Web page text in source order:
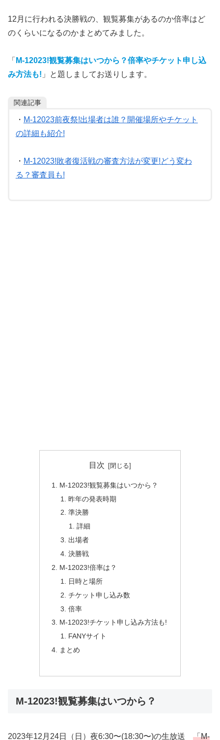
12月に行われる決勝戦の、観覧募集があるのか倍率はど
のくらいになるのかまとめてみました。
「 M-12023!観覧募集はいつから？倍率やチケット申し込
み方法も! 」と題しましてお送りします。
関連記事
・ M-12023前夜祭!出場者は誰？開催場所やチケット
の詳細も紹介!
・ M-12023!敗者復活戦の審査方法が変更!どう変わ
る？審査員も!
目次
M-12023!観覧募集はいつから？
昨年の発表時期
準決勝
詳細
出場者
決勝戦
M-12023!倍率は？
日時と場所
チケット申し込み数
倍率
M-12023!チケット申し込み方法も!
FANYサイト
まとめ
M-12023!観覧募集はいつから？
2023年12月24日（日）夜6:30〜(18:30〜)の生放送 「M-